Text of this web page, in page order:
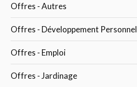
Offres - Autres
Offres - Développement Personnel
Offres - Emploi
Offres - Jardinage